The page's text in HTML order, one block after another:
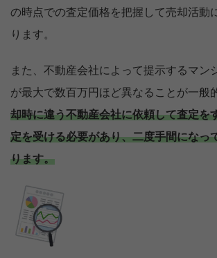
の時点での査定価格を把握して売却活動
ります。
また、不動産会社によって提示するマン
が最大で数百万円ほど異なることが一般
却時に違う不動産会社に依頼して査定を
定を受ける必要があり、二度手間になっ
ります。